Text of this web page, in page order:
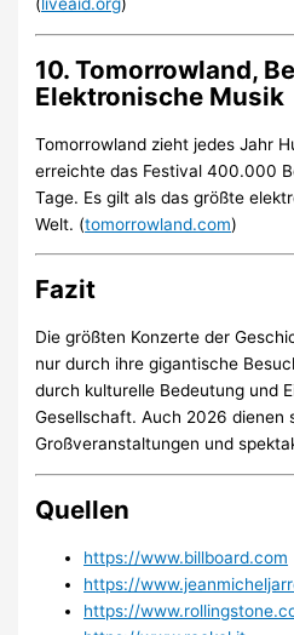
10. Tomorrowland,
Elektronische Musik
Tomorrowland zieht jedes Jahr
erreichte das Festival 400.000
Tage. Es gilt als das größte
Welt. (tomorrowland.com)
Fazit
Die größten Konzerte der
nur durch ihre gigantische
durch kulturelle Bedeutung und
Gesellschaft. Auch 2026 dienen
Großveranstaltungen und
Quellen
https://www.billboard.com
https://
https://